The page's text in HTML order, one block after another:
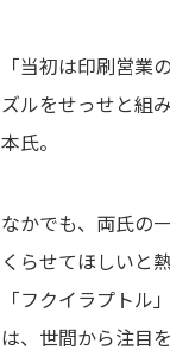
「当初は印刷営
ズルをせっせと組
本氏。
なかでも、両氏の
くらせてほしいと
「フクイラプト
は、世間から注目